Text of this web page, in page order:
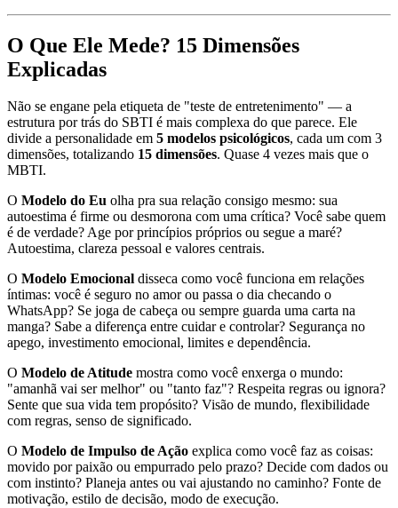
O Que Ele Mede? 15 Dimensões
Explicadas
Não se engane pela etiqueta de "teste de entretenimento" — a
estrutura por trás do SBTI é mais complexa do que parece. Ele
divide a personalidade em 5 modelos psicológicos, cada um com 3
dimensões, totalizando 15 dimensões. Quase 4 vezes mais que o
MBTI.
O Modelo do Eu olha pra sua relação consigo mesmo: sua
autoestima é firme ou desmorona com uma crítica? Você sabe quem
é de verdade? Age por princípios próprios ou segue a maré?
Autoestima, clareza pessoal e valores centrais.
O Modelo Emocional disseca como você funciona em relações
íntimas: você é seguro no amor ou passa o dia checando o
WhatsApp? Se joga de cabeça ou sempre guarda uma carta na
manga? Sabe a diferença entre cuidar e controlar? Segurança no
apego, investimento emocional, limites e dependência.
O Modelo de Atitude mostra como você enxerga o mundo:
"amanhã vai ser melhor" ou "tanto faz"? Respeita regras ou ignora?
Sente que sua vida tem propósito? Visão de mundo, flexibilidade
com regras, senso de significado.
O Modelo de Impulso de Ação explica como você faz as coisas:
movido por paixão ou empurrado pelo prazo? Decide com dados ou
com instinto? Planeja antes ou vai ajustando no caminho? Fonte de
motivação, estilo de decisão, modo de execução.